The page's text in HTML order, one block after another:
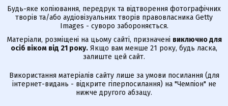
Будь-яке копіювання, передрук та відтворення фотографічних
творів та/або аудіовізуальних творів правовласника Getty
Images - суворо забороняється.
Матеріали, розміщені на цьому сайті, призначені виключно для
осіб віком від 21 року. Якщо вам менше 21 року, будь ласка,
залиште цей сайт.
Використання матеріалів сайту лише за умови посилання (для
інтернет-видань - відкрите гіперпосилання) на "Чемпіон" не
нижче другого абзацу.